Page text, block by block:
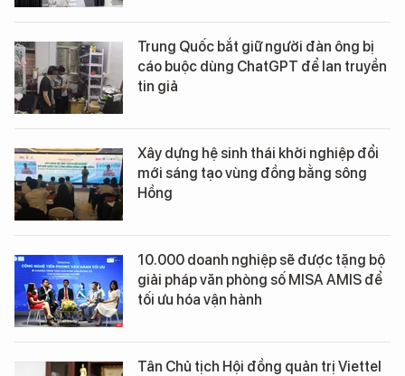
Trung Quốc bắt giữ người đàn ông bị
cáo buộc dùng ChatGPT để lan truyền
tin giả
Xây dựng hệ sinh thái khởi nghiệp đổi
mới sáng tạo vùng đồng bằng sông
Hồng
10.000 doanh nghiệp sẽ được tặng bộ
giải pháp văn phòng số MISA AMIS để
tối ưu hóa vận hành
Tân Chủ tịch Hội đồng quản trị Viettel